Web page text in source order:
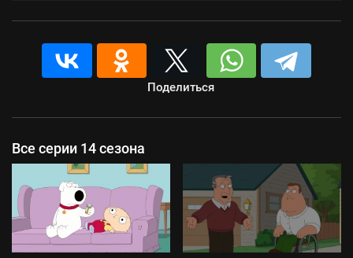
Поделиться
Все серии 14 сезона